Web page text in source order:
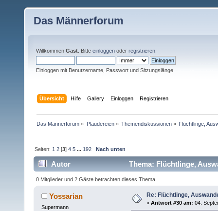
Das Männerforum
Willkommen Gast . Bitte einloggen oder registrieren
Einloggen mit Benutzername, Passwort und Sitzungslänge
Übersicht Hilfe Gallery Einloggen Registrieren
Das Männerforum » Plaudereien» Themendiskussionen» Flüchtlinge,
Seiten: 1 2 [3]4 5 ... 192 Nach unten
Autor Thema: Flüchtlinge,
0 Mitglieder und 2 Gäste betrachten dieses Thema.
Yossarian
Supermann
Re: Flüchtlinge,
« Antwort #30 am: 04.